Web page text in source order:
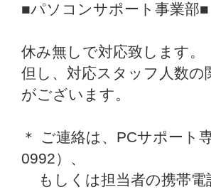
■パソコンサポート事業部■
休み無しで対応致します。
但し、対応スタッフ人数
がございます。
＊ ご連絡は、PCサポート
0992）、
もしくは担当者の携帯電